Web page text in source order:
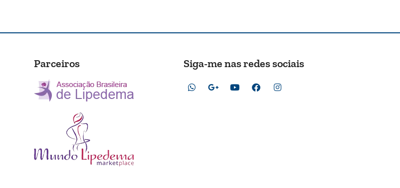
Parceiros Siga-me nas redes sociais